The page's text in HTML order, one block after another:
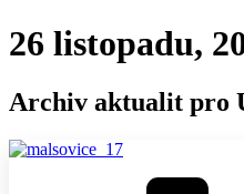
26 listopadu,
Archiv aktualit pro